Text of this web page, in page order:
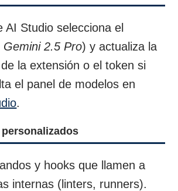
AI Studio selecciona el
Gemini 2.5 Pro) y actualiza la
la extensión o el token si
el panel de modelos en
.
y hooks que llamen a
internas (linters, runners).